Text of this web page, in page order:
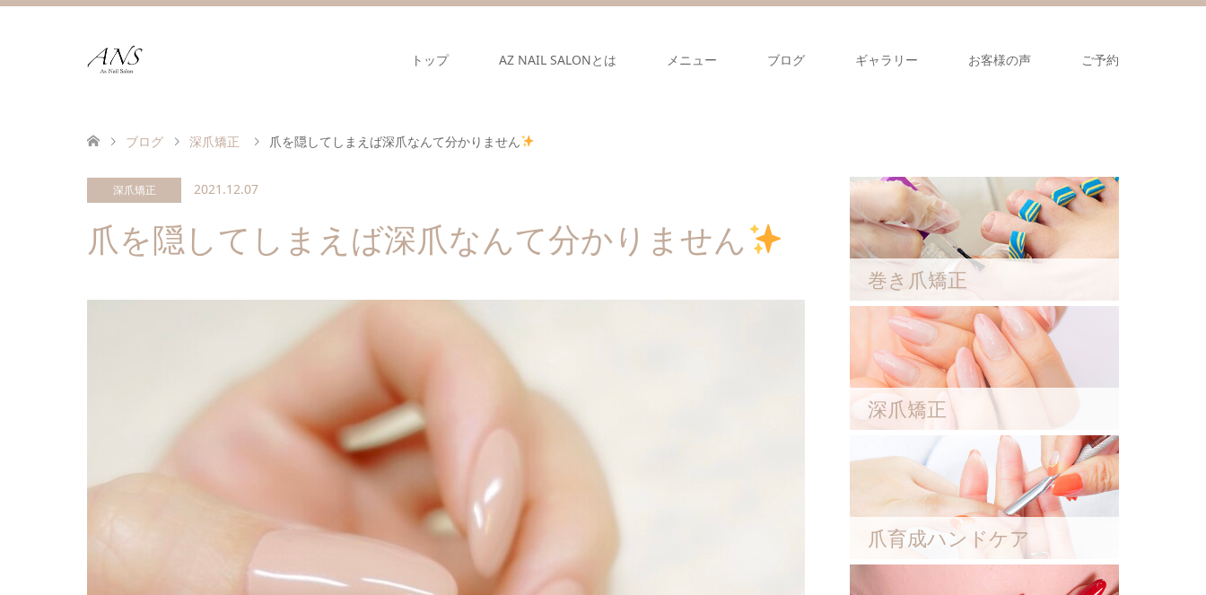
トップ AZ NAIL SALONとは メニュー ブログ ギャラリー お客様の声 ご予約
ブログ 深爪矯正 爪を隠してしまえば深爪なんて分かりません
深爪矯正 2021.12.07
爪を隠してしまえば深爪なんて分かりません
巻き爪矯正
深爪矯正
爪育成ハンドケア